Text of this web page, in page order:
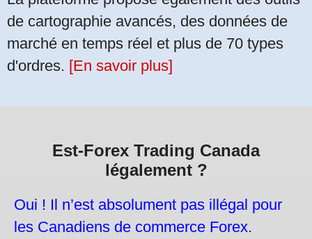
de cartographie avancés, des données de
marché en temps réel et plus de 70 types
d'ordres. [En savoir plus]
Est-Forex Trading Canada
légalement ?
Oui ! Il n’est absolument pas illégal pour
les Canadiens de commerce Forex.